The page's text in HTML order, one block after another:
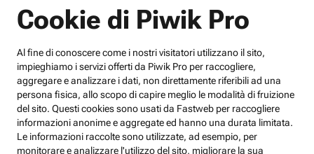
Cookie di Piwik Pro
Al fine di conoscere come i nostri visitatori utilizzano il sito,
impieghiamo i servizi offerti da Piwik Pro per raccogliere,
aggregare e analizzare i dati, non direttamente riferibili ad una
persona fisica, allo scopo di capire meglio le modalità di fruizione
del sito. Questi cookies sono usati da Fastweb per raccogliere
informazioni anonime e aggregate ed hanno una durata limitata.
Le informazioni raccolte sono utilizzate, ad esempio, per
monitorare e analizzare l'utilizzo del sito, migliorare la sua